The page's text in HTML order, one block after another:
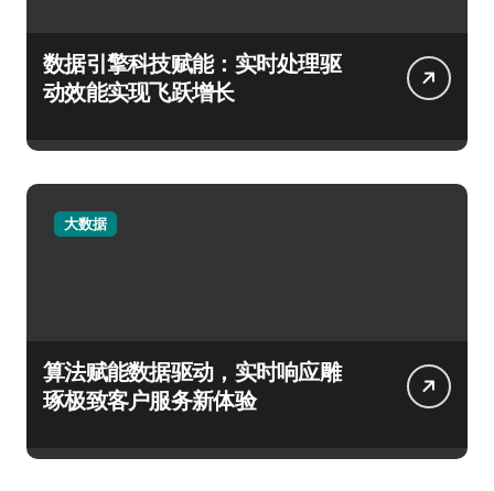
数据引擎科技赋能：实时处理驱
动效能实现飞跃增长
大数据
算法赋能数据驱动，实时响应雕
琢极致客户服务新体验